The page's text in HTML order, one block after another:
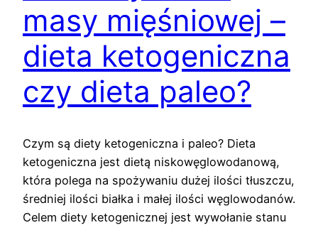
masy mięśniowej –
dieta ketogeniczna
czy dieta paleo?
Czym są diety ketogeniczna i paleo? Dieta
ketogeniczna jest dietą niskowęglowodanową,
która polega na spożywaniu dużej ilości tłuszczu,
średniej ilości białka i małej ilości węglowodanów.
Celem diety ketogenicznej jest wywołanie stanu